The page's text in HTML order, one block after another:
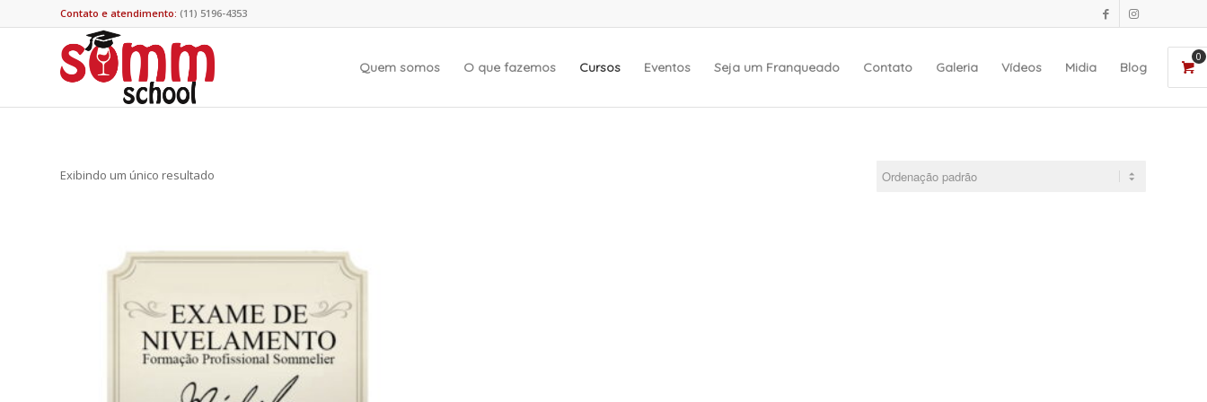
Contato e atendimento: (11) 5196-4353
0
Quem somos O que fazemos Cursos Eventos Seja um Franqueado Contato Galeria Vídeos Midia Blog
Exibindo um único resultado